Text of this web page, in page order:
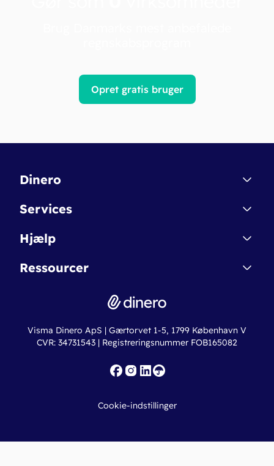
Opret gratis bruger
Dinero
Kontakt
Betingelser & Sikkerhed
Nye funktioner
Services
Dinero Starter
Dinero Pro
Erhvervslån
Fakturaskabeloner
Hjælp
Regnskabsordbogen
Online regnskabskurser
Ressourcer
Ny virksomhed
Iværksætterlegat
Visma Dinero ApS | Gærtorvet 1-5, 1799 København V
CVR: 34731543 | Registreringsnummer FOB165082
Cookie-indstillinger